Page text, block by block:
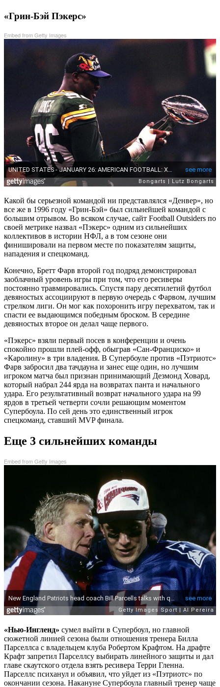
«Грин-Бэй Пэкерс»
Embed from Getty Images
Какой бы серьезной командой ни представлялся «Денвер», но
все же в 1996 году «Грин-Бэй» был сильнейшей командой с
большим отрывом. Во всяком случае, сайт Football Outsiders по
своей метрике назвал «Пэкерс» одним из сильнейших
коллективов в истории НФЛ, а в том сезоне они
финишировали на первом месте по показателям защиты,
нападения и спецкоманд.
Конечно, Бретт Фарв второй год подряд демонстрировал
заоблачный уровень игры при том, что его ресиверы
постоянно травмировались. Спустя пару десятилетий футбол
девяностых ассоциируют в первую очередь с Фарвом, лучшим
стрелком лиги. Он мог как похоронить игру перехватом, так и
спасти ее выдающимся победным броском. В середине
девяностых второе он делал чаще первого.
«Пэкерс» взяли первый посев в конференции и очень
спокойно прошли плей-офф, обыграв «Сан-Франциско» и
«Каролину» в три владения. В Супербоуле против «Пэтриотс»
Фарв забросил два тачдауна и занес еще один, но лучшим
игроком матча был признан принимающий Дезмонд Ховард,
который набрал 244 ярда на возвратах панта и начального
удара. Его результативный возврат начального удара на 99
ярдов в третьей четверти сочли решающим моментом
Супербоула. По сей день это единственный игрок
спецкоманд, ставший MVP финала.
Еще 3 сильнейших команды
Embed from Getty Images
«Нью-Ингленд» сумел выйти в Супербоул, но главной
сюжетной линией сезона были отношения тренера Билла
Парселлса с владельцем клуба Робертом Крафтом. На драфте
Крафт запретил Парселлсу выбирать линейного защиты и дал
главе скаутского отдела взять ресивера Терри Гленна.
Парселлс психанул и объявил, что уйдет из «Пэтриотс» по
окончании сезона. Накануне Супербоула главный тренер чаще